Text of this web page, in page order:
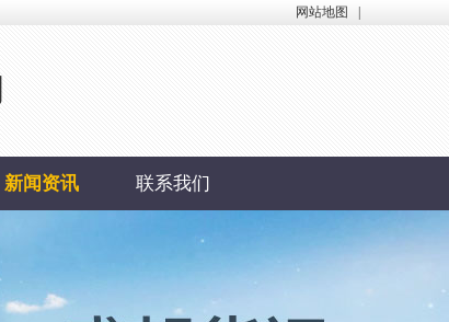
网站地图
新闻资讯 联系我们